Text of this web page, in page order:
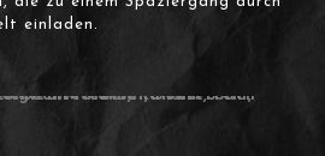
einladen.